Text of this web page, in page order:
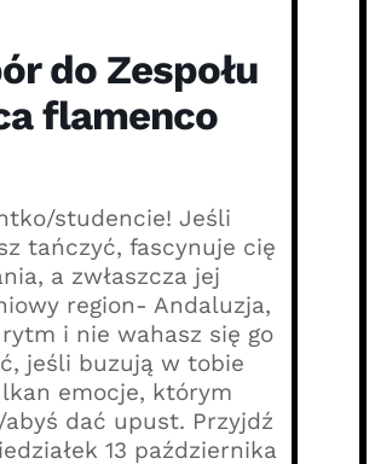
do Zespołu
flamenco
studencie! Jeśli
tańczyć, fascynuje cię
a zwłaszcza jej
region- Andaluzja,
i nie wahasz się go
jeśli buzują w tobie
emocje, którym
abyś dać upust. Przyjdź
13 października